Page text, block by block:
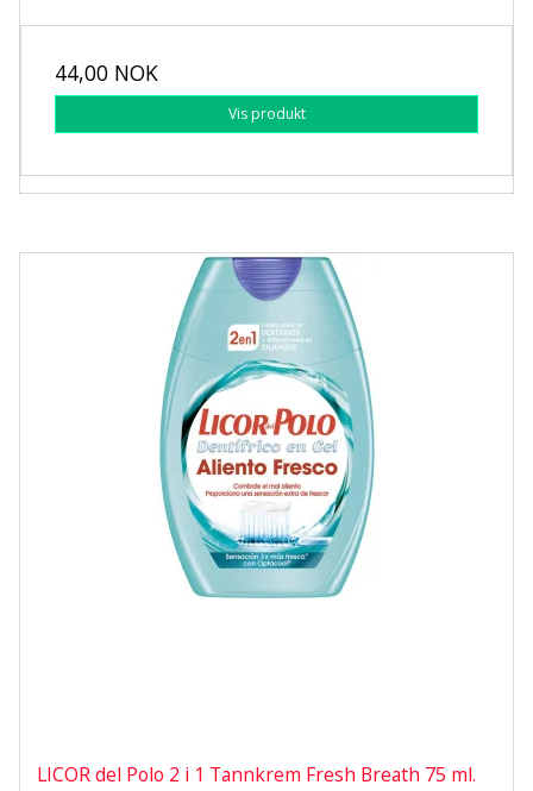
44,00 NOK
Vis produkt
LICOR del Polo 2 i 1 Tannkrem Fresh Breath 75 ml.